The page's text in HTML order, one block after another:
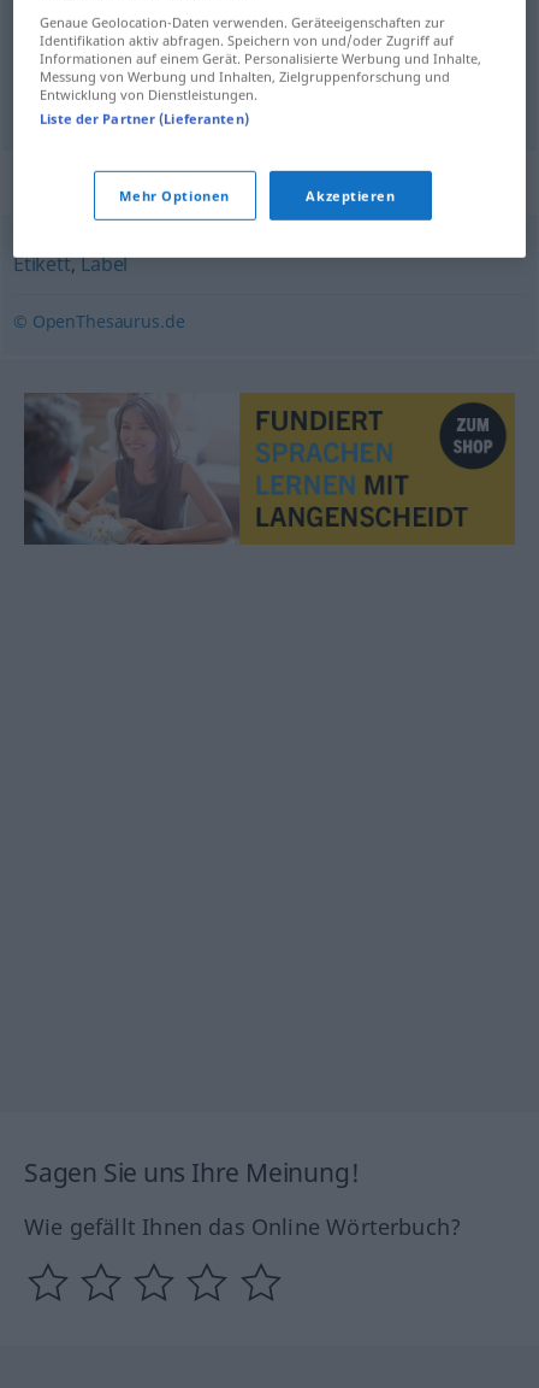
sobrecargaf Aufdruck Marke
Synonyme für "Aufdruck"
Etikett,Label
© OpenThesaurus.de
Sagen Sie uns Ihre Meinung!
Wie gefällt Ihnen das Online Wörterbuch?
Genaue Geolocation-Daten verwenden. Geräteeigenschaften zur
Identifikation aktiv abfragen. Speichern von und/oder Zugriff auf
Informationen auf einem Gerät. Personalisierte Werbung und Inhalte,
Messung von Werbung und Inhalten, Zielgruppenforschung und
Entwicklung von Dienstleistungen.
Liste der Partner (Lieferanten)
Mehr Optionen Akzeptieren